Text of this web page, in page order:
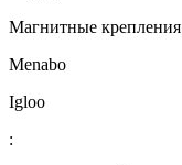
Магнитные крепления
Menabo
Igloo
: